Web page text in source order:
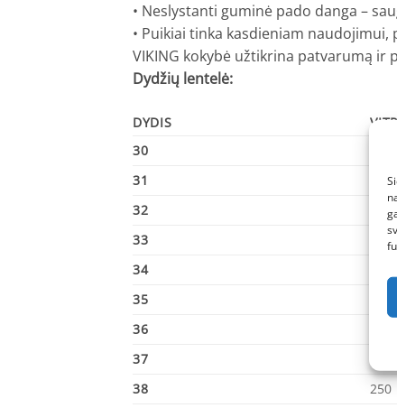
• Neslystanti guminė pado danga –
• Puikiai tinka kasdieniam
VIKING kokybė užtikrina patvarumą
Dydžių lentelė:
DYDIS
30
31
204
32
210
33
217
34
35
36
37
38
250